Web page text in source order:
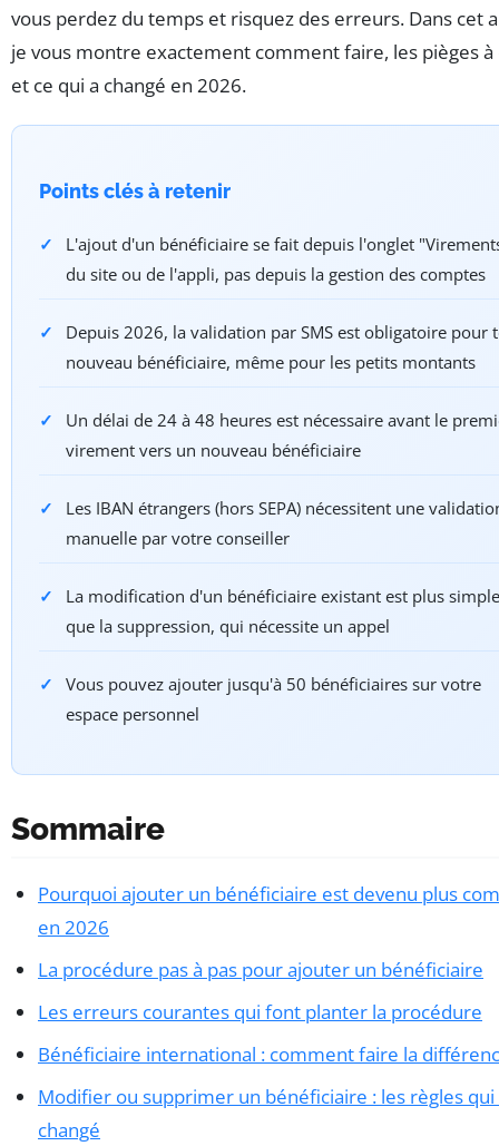
vous perdez du temps et risquez des erreurs. Dans cet
je vous montre exactement comment faire, les pièges
et ce qui a changé en 2026.
Points clés à retenir
L'ajout d'un bénéficiaire se fait depuis l'onglet
du site ou de l'appli, pas depuis la gestion des comptes
Depuis 2026, la validation par SMS est obligatoire pour
nouveau bénéficiaire, même pour les petits montants
Un délai de 24 à 48 heures est nécessaire avant le
virement vers un nouveau bénéficiaire
Les IBAN étrangers (hors SEPA) nécessitent une
manuelle par votre conseiller
La modification d'un bénéficiaire existant est plus simple
que la suppression, qui nécessite un appel
Vous pouvez ajouter jusqu'à 50 bénéficiaires sur votre
espace personnel
Sommaire
Pourquoi ajouter un bénéficiaire est devenu plus
en 2026
La procédure pas à pas pour ajouter un bénéficiaire
Les erreurs courantes qui font planter la procédure
Bénéficiaire international : comment faire la
Modifier ou supprimer un bénéficiaire : les règles
changé